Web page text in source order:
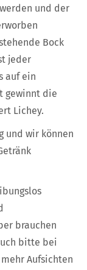
und der
Bock
jeder
auf ein
gewinnt die
Lichey.
und wir können
brauchen
bitte bei
Aufsichten